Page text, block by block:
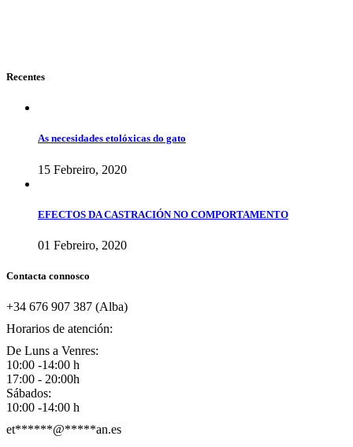
Recentes
As necesidades etolóxicas do gato
15 Febreiro, 2020
EFECTOS DA CASTRACIÓN NO COMPORTAMENTO
01 Febreiro, 2020
Contacta connosco
+34 676 907 387 (Alba)
Horarios de atención:
De Luns a Venres:
10:00 -14:00 h
17:00 - 20:00h
Sábados:
10:00 -14:00 h
et******@*****an.es